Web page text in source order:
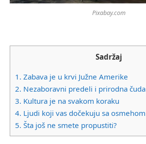
Pixabay.com
Sadržaj
1. Zabava je u krvi Južne Amerike
2. Nezaboravni predeli i prirodna čuda
3. Kultura je na svakom koraku
4. Ljudi koji vas dočekuju sa osmehom
5. Šta još ne smete propustiti?